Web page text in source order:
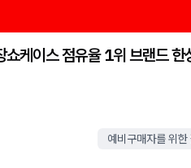
쇼케이스 점유율 1위 브랜드 한
예비구매자를 위한